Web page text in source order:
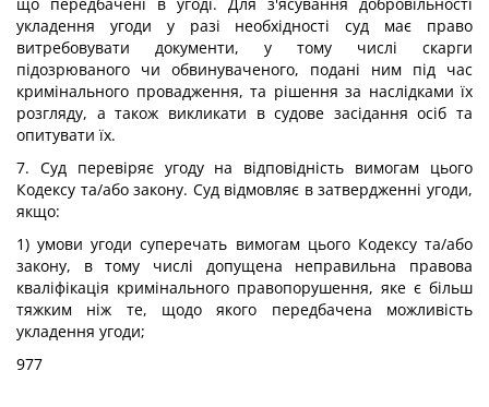
укладення угоди у разі необхідності суд має право
витребовувати документи, у тому числі скарги
підозрюваного чи обвинуваченого, подані ним під час
кримінального провадження, та рішення за наслідками їх
розгляду, а також викликати в судове засідання осіб та
опитувати їх.
7. Суд перевіряє угоду на відповідність вимогам цього
Кодексу та/або закону. Суд відмовляє в затвердженні угоди,
якщо:
1) умови угоди суперечать вимогам цього Кодексу та/або
закону, в тому числі допущена неправильна правова
кваліфікація кримінального правопорушення, яке є більш
тяжким ніж те, щодо якого передбачена можливість
укладення угоди;
977